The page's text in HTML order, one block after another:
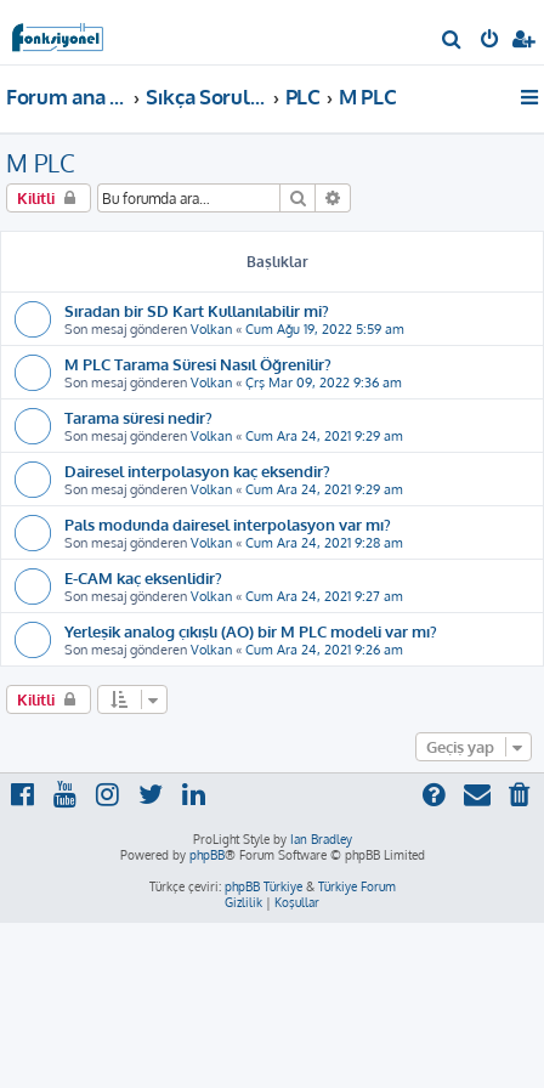
r
Forum ana sayfa Sıkça Sorulan Sorular PLC M PLC
M PLC
Kilitli Ara
Başlıklar
Sıradan bir SD Kart Kullanılabilir mi?
Son mesaj gönderen Volkan « Cum Ağu 19, 2022 5:59 am
M PLC Tarama Süresi Nasıl Öğrenilir?
Son mesaj gönderen Volkan « Çrş Mar 09, 2022 9:36 am
Tarama süresi nedir?
Son mesaj gönderen Volkan « Cum Ara 24, 2021 9:29 am
Dairesel interpolasyon kaç eksendir?
Son mesaj gönderen Volkan « Cum Ara 24, 2021 9:29 am
Pals modunda dairesel interpolasyon var mı?
Son mesaj gönderen Volkan « Cum Ara 24, 2021 9:28 am
E-CAM kaç eksenlidir?
Son mesaj gönderen Volkan « Cum Ara 24, 2021 9:27 am
Yerleşik analog çıkışlı (AO) bir M PLC modeli var mı?
Son mesaj gönderen Volkan « Cum Ara 24, 2021 9:26 am
Kilitli
Geçiş yap
ProLight Style by Ian Bradley
Powered by phpBB® Forum Software © phpBB Limited
Türkçe çeviri: phpBB Türkiye& Türkiye Forum
Gizlilik | Koşullar